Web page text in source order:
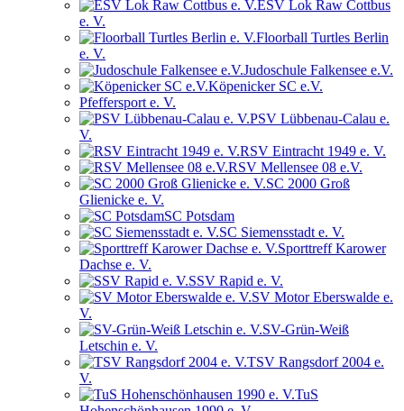
ESV Lok Raw Cottbus
e. V.
Floorball Turtles Berlin
e. V.
Judoschule Falkensee e.V.
Köpenicker SC e.V.
Pfeffersport e. V.
PSV Lübbenau-Calau e.
V.
RSV Eintracht 1949 e. V.
RSV Mellensee 08 e.V.
SC 2000 Groß
Glienicke e. V.
SC Potsdam
SC Siemensstadt e. V.
Sporttreff Karower
Dachse e. V.
SSV Rapid e. V.
SV Motor Eberswalde e.
V.
SV-Grün-Weiß
Letschin e. V.
TSV Rangsdorf 2004 e.
V.
TuS